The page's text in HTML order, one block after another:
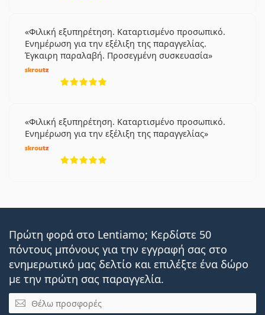
Φιλική εξυπηρέτηση. Καταρτισμένο προσωπικό.
Ενημέρωση για την εξέλιξη της παραγγελίας.
Έγκαιρη παραλαβή. Προσεγμένη συσκευασία
Φιλική εξυπηρέτηση. Καταρτισμένο προσωπικό.
Ενημέρωση για την εξέλιξη της παραγγελίας
Πρώτη φορά στο Lentiamo; Κερδίστε 50
πόντους μπόνους για την εγγραφή σας στο
ενημερωτικό μας δελτίο και επιλέξτε ένα δώρο
με την πρώτη σας παραγγελία.
Email